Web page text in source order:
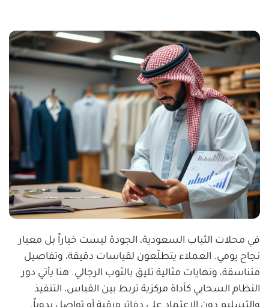
في محلات الثياب السعودية، الجودة ليست خياراً بل معيار
نجاح يومي. العملاء يتطلّعون لقياسات دقيقة، وتفاصيل
متناسقة، ونهايات مثالية تليق بالثوب الرجالي. هنا يأتي دور
النظام السحابي كأداة مركزية تربط بين القياس، التنفيذ